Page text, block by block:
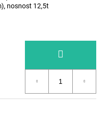
nosnost 12,5t